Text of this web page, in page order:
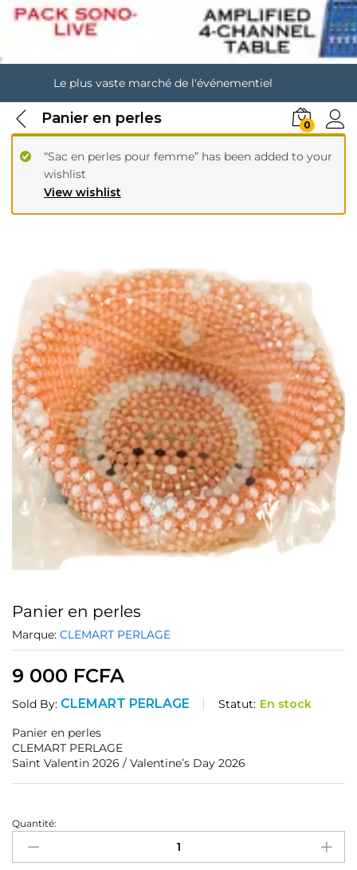
Le plus vaste marché de l'événementiel
Panier en perles 0
View wishlist
“Sac en perles pour femme” has been added to your
wishlist
Panier en perles
Marque: CLEMART PERLAGE
9 000 FCFA
Sold By: CLEMART PERLAGE Statut: En stock
Panier en perles
CLEMART PERLAGE
Saint Valentin 2026 / Valentine’s Day 2026
Panier
perles
Quantité: